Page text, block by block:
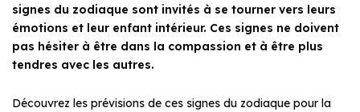
signes du zodiaque sont invités à se tourner vers leurs
émotions et leur enfant intérieur. Ces signes ne doivent
pas hésiter à être dans la compassion et à être plus
tendres avec les autres.
Découvrez les prévisions de ces signes du zodiaque pour la